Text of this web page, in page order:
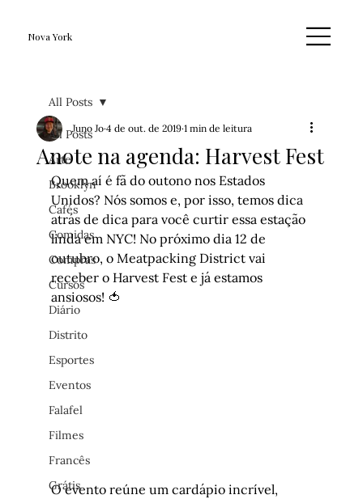
Nova York
All Posts
Arte
Brooklyn
Cafés
Comidas
Compras
Cursos
Diário
Distrito
Esportes
Eventos
Falafel
Filmes
Francês
Grátis
All Posts
Anote na agenda: Harvest Fest
Juno Jo 4 de out. de 2019 1 min de leitura
Quem aí é fã do outono nos Estados
Unidos? Nós somos e, por isso, temos dica
atrás de dica para você curtir essa estação
linda em NYC! No próximo dia 12 de
outubro, o Meatpacking District vai
receber o Harvest Fest e já estamos
ansiosos! 🍅
O evento reúne um cardápio incrível,